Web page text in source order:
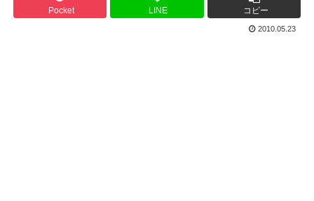
Pocket LINE コピー
2010.05.23